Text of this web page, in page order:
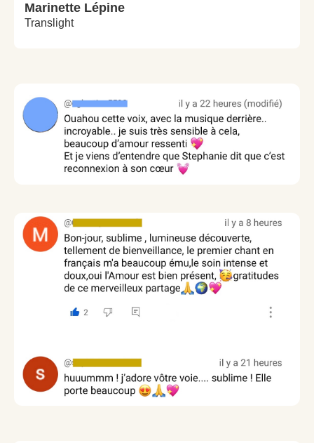
Marinette Lépine
Translight